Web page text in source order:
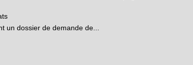
un dossier de demande de...